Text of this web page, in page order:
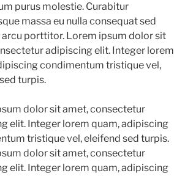
purus molestie. Curabitur
massa eu nulla consequat sed
porttitor. Lorem ipsum dolor sit
adipiscing elit. Integer lorem
condimentum tristique vel,
turpis.
dolor sit amet, consectetur
elit. Integer lorem quam, adipiscing
tristique vel, eleifend sed turpis.
dolor sit amet, consectetur
elit. Integer lorem quam, adipiscing